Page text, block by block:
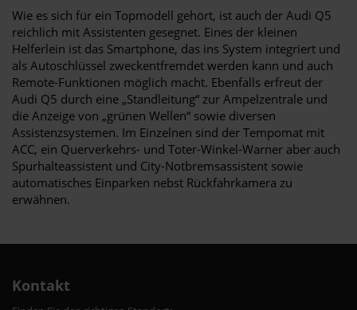
Wie es sich für ein Topmodell gehört, ist auch der Audi Q5
reichlich mit Assistenten gesegnet. Eines der kleinen
Helferlein ist das Smartphone, das ins System integriert und
als Autoschlüssel zweckentfremdet werden kann und auch
Remote-Funktionen möglich macht. Ebenfalls erfreut der
Audi Q5 durch eine „Standleitung“ zur Ampelzentrale und
die Anzeige von „grünen Wellen“ sowie diversen
Assistenzsystemen. Im Einzelnen sind der Tempomat mit
ACC, ein Querverkehrs- und Toter-Winkel-Warner aber auch
Spurhalteassistent und City-Notbremsassistent sowie
automatisches Einparken nebst Rückfahrkamera zu
erwähnen.
Kontakt